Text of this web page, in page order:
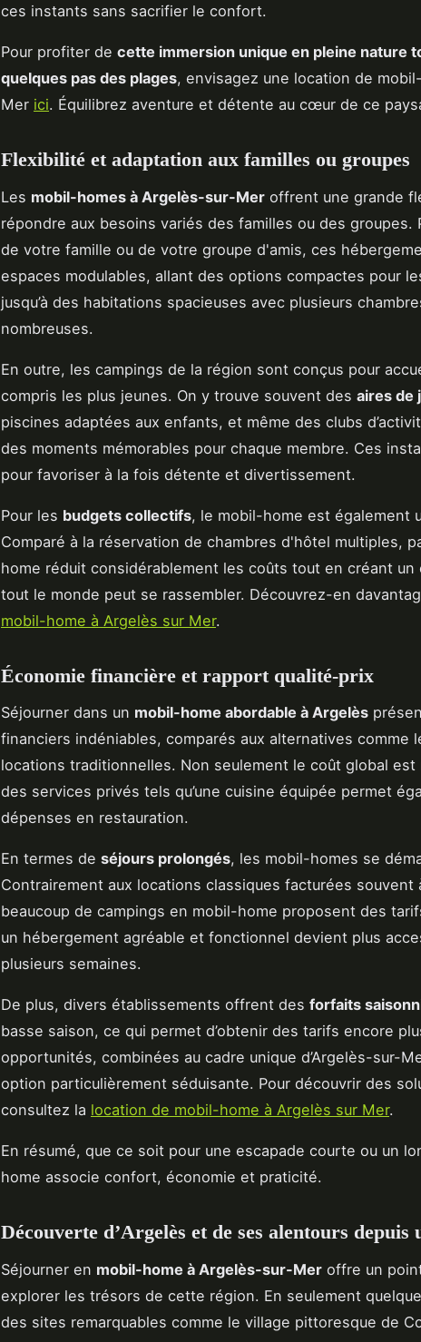
ces instants sans sacrifier le confort.
Pour profiter de cette immersion unique en pleine nature
quelques pas des plages, envisagez une location de
Mer ici. Équilibrez aventure et détente au cœur de ce
Flexibilité et adaptation aux familles ou groupes
Les mobil-homes à Argelès-sur-Mer offrent une grande
répondre aux besoins variés des familles ou des groupes.
de votre famille ou de votre groupe d'amis, ces
espaces modulables, allant des options compactes pour
jusqu’à des habitations spacieuses avec plusieurs
nombreuses.
En outre, les campings de la région sont conçus pour
compris les plus jeunes. On y trouve souvent des aires de
piscines adaptées aux enfants, et même des clubs
des moments mémorables pour chaque membre. Ces
pour favoriser à la fois détente et divertissement.
Pour les budgets collectifs, le mobil-home est également
Comparé à la réservation de chambres d'hôtel multiples,
home réduit considérablement les coûts tout en créant un
tout le monde peut se rassembler. Découvrez-en
mobil-home à Argelès sur Mer.
Économie financière et rapport qualité-prix
Séjourner dans un mobil-home abordable à Argelès
financiers indéniables, comparés aux alternatives comme
locations traditionnelles. Non seulement le coût global est
des services privés tels qu’une cuisine équipée permet
dépenses en restauration.
En termes de séjours prolongés, les mobil-homes se
Contrairement aux locations classiques facturées souvent
beaucoup de campings en mobil-home proposent des
un hébergement agréable et fonctionnel devient plus
plusieurs semaines.
De plus, divers établissements offrent des forfaits
basse saison, ce qui permet d’obtenir des tarifs encore
opportunités, combinées au cadre unique d’Argelès-sur-
option particulièrement séduisante. Pour découvrir des
consultez la location de mobil-home à Argelès sur Mer.
En résumé, que ce soit pour une escapade courte ou un
home associe confort, économie et praticité.
Découverte d’Argelès et de ses alentours depuis
Séjourner en mobil-home à Argelès-sur-Mer offre un
explorer les trésors de cette région. En seulement
des sites remarquables comme le village pittoresque de